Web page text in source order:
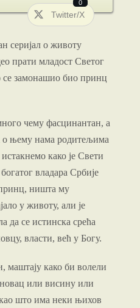
Twitter/X
0
серијал о животу
прати младост Светог
се замонашио био принц
чему фасцинантан, а
о њему нама родитељима
како је Свети
владара Србије
ништа му
у животу, али је
да се истинска срећа
власти, већ у Богу.
маштају како би волели
или висину или
што има неки њихов